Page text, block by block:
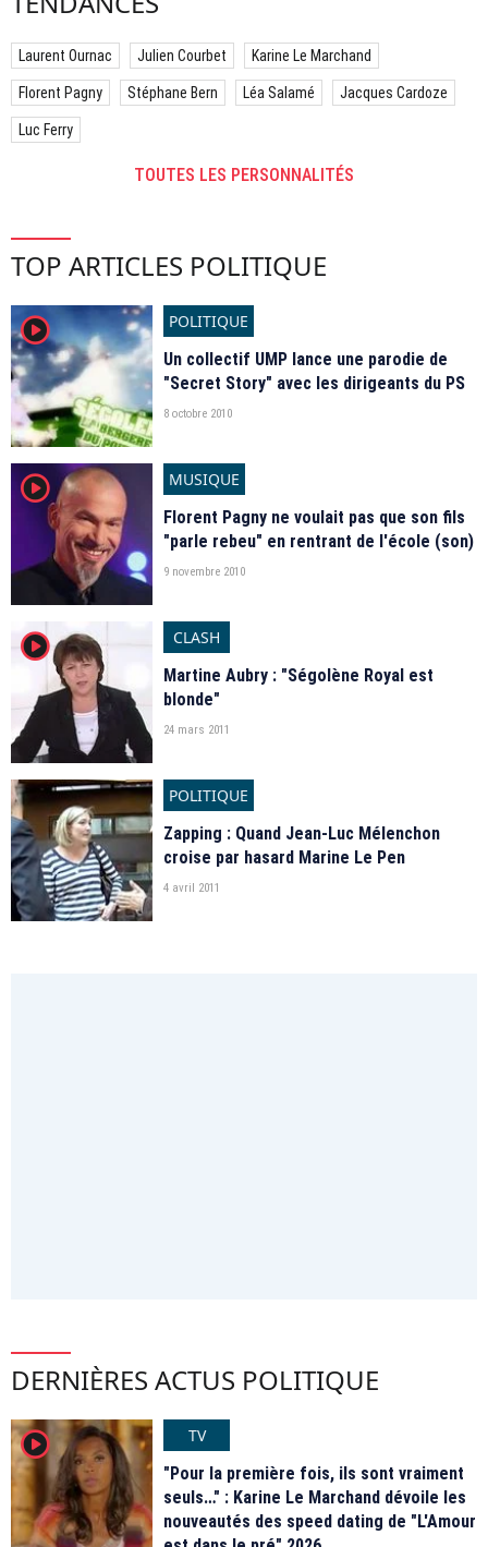
Laurent Ournac Julien Courbet Karine Le Marchand
Florent Pagny Stéphane Bern Léa Salamé Jacques Cardoze
Luc Ferry
TOUTES LES PERSONNALITÉS
TOP ARTICLES POLITIQUE
player2
POLITIQUE
Un collectif UMP lance une parodie de
"Secret Story" avec les dirigeants du PS
8 octobre 2010
player2
MUSIQUE
Florent Pagny ne voulait pas que son fils
"parle rebeu" en rentrant de l'école (son)
9 novembre 2010
player2
CLASH
Martine Aubry : "Ségolène Royal est
blonde"
24 mars 2011
POLITIQUE
Zapping : Quand Jean-Luc Mélenchon
croise par hasard Marine Le Pen
4 avril 2011
DERNIÈRES ACTUS POLITIQUE
player2
TV
"Pour la première fois, ils sont vraiment
seuls…" : Karine Le Marchand dévoile les
nouveautés des speed dating de "L'Amour